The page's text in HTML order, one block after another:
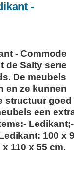
-
- Commode
de Salty serie
De meubels
en ze kunnen
structuur goed
een
Ledikant;-
100 x
110 x 55 cm.